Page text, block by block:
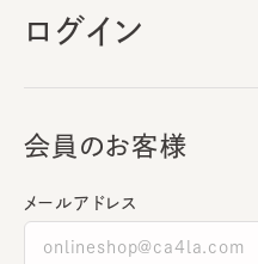
ログイン
会員のお客様
メールアドレス